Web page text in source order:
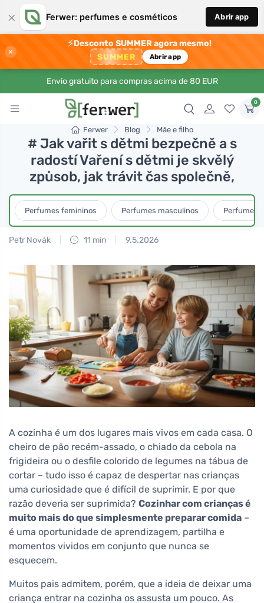
× Ferwer: perfumes e cosméticos Abrir app
×
⚡Desconto SUMMER agora mesmo!
SUMMER Abrir app
Envio gratuito para compras acima de 80 EUR
0
Ferwer Blog Mãe e filho
# Jak vařit s dětmi bezpečně a s
radostí Vaření s dětmi je skvělý
způsob, jak trávit čas společně,
Perfumes femininos Perfumes masculinos Perfumes
Petr Novák 11 min 9.5.2026
A cozinha é um dos lugares mais vivos em cada casa. O
cheiro de pão recém-assado, o chiado da cebola na
frigideira ou o desfile colorido de legumes na tábua de
cortar – tudo isso é capaz de despertar nas crianças
uma curiosidade que é difícil de suprimir. E por que
razão deveria ser suprimida? Cozinhar com crianças é
muito mais do que simplesmente preparar comida –
é uma oportunidade de aprendizagem, partilha e
momentos vividos em conjunto que nunca se
esquecem.
Muitos pais admitem, porém, que a ideia de deixar uma
criança entrar na cozinha os assusta um pouco. As